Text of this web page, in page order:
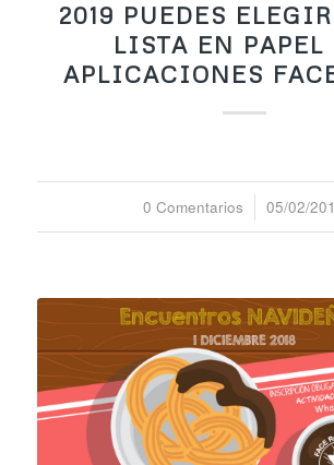
2019 PUEDES
LISTA EN PAPEL
APLICACIONES
0 Comentarios
/ 05/02/